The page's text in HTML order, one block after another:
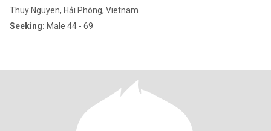
Thuy Nguyen, Hải Phòng, Vietnam
Seeking: Male 44 - 69